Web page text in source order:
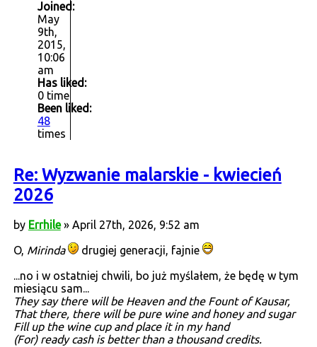
Joined:
May
9th,
2015,
10:06
am
Has liked:
0 time
Been liked:
48
times
Re: Wyzwanie malarskie - kwiecień
2026
by Errhile» April 27th, 2026, 9:52 am
O, Mirinda
drugiej generacji, fajnie
...no i w ostatniej chwili, bo już myślałem, że będę w tym
miesiącu sam...
They say there will be Heaven and the Fount of Kausar,
That there, there will be pure wine and honey and sugar
Fill up the wine cup and place it in my hand
(For) ready cash is better than a thousand credits.